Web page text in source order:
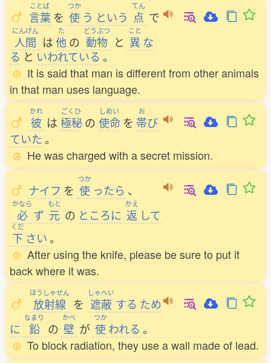
ことば
言葉 を
つか
使 う という
てん
点 で
にんげん
人間 は
た
他の
どうぶつ
動物 と
こと
異 な
る と いわれている 。
It is said that man is different from other animals
in that man uses language.
かれ
彼 は
ごくひ
極秘 の
しめい
使命 を
お
帯び
ていた。
He was charged with a secret mission.
ナイフ を
つか
使 ったら 、
かなら
必 ず
もと
元 の ところに
かえ
返 して
くだ
下 さい。
After using the knife, please be sure to put it
back where it was.
ほうしゃせん
放射線 を
しゃへい
遮蔽 する ため
に
なまり
鉛 の
かべ
壁 が
つか
使われる 。
To block radiation, they use a wall made of lead.